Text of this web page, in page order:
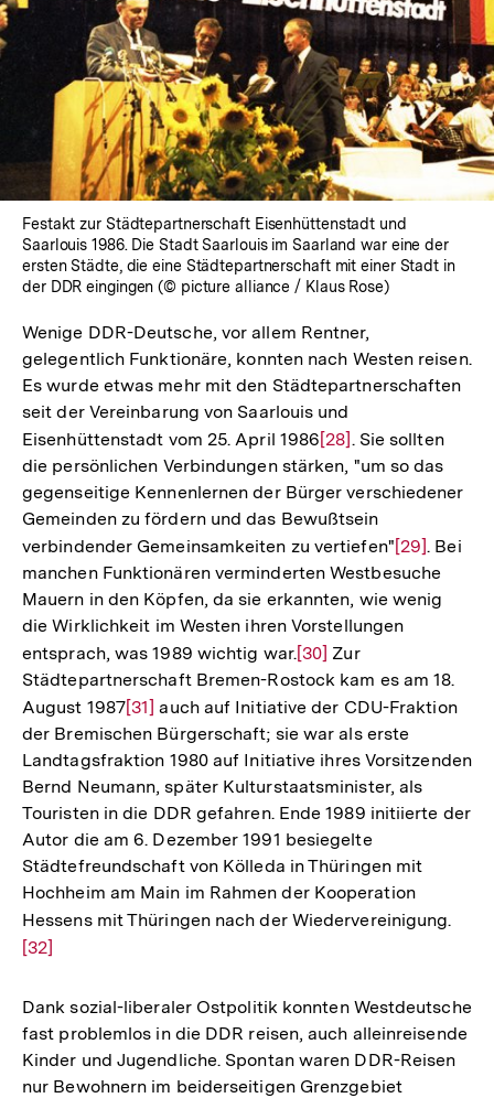
Lightbox
öffnen
Festakt zur Städtepartnerschaft Eisenhüttenstadt und
Saarlouis 1986. Die Stadt Saarlouis im Saarland war eine der
ersten Städte, die eine Städtepartnerschaft mit einer Stadt in
der DDR eingingen (© picture alliance / Klaus Rose)
Wenige DDR-Deutsche, vor allem Rentner,
gelegentlich Funktionäre, konnten nach Westen reisen.
Es wurde etwas mehr mit den Städtepartnerschaften
seit der Vereinbarung von Saarlouis und
Eisenhüttenstadt vom 25. April 1986Zur
Auflösung
der
Fußnote
[28]. Sie sollten
die persönlichen Verbindungen stärken, "um so das
gegenseitige Kennenlernen der Bürger verschiedener
Gemeinden zu fördern und das Bewußtsein
verbindender Gemeinsamkeiten zu vertiefen"Zur
Auflösung
der
Fußnote
[29]. Bei
manchen Funktionären verminderten Westbesuche
Mauern in den Köpfen, da sie erkannten, wie wenig
die Wirklichkeit im Westen ihren Vorstellungen
entsprach, was 1989 wichtig war.Zur
Auflösung
der
Fußnote
[30] Zur
Städtepartnerschaft Bremen-Rostock kam es am 18.
August 1987Zur
Auflösung
der
Fußnote
[31] auch auf Initiative der CDU-Fraktion
der Bremischen Bürgerschaft; sie war als erste
Landtagsfraktion 1980 auf Initiative ihres Vorsitzenden
Bernd Neumann, später Kulturstaatsminister, als
Touristen in die DDR gefahren. Ende 1989 initiierte der
Autor die am 6. Dezember 1991 besiegelte
Städtefreundschaft von Kölleda in Thüringen mit
Hochheim am Main im Rahmen der Kooperation
Hessens mit Thüringen nach der Wiedervereinigung.
[32]
Dank sozial-liberaler Ostpolitik konnten Westdeutsche
fast problemlos in die DDR reisen, auch alleinreisende
Kinder und Jugendliche. Spontan waren DDR-Reisen
nur Bewohnern im beiderseitigen Grenzgebiet